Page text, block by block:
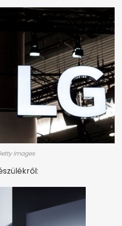
Images